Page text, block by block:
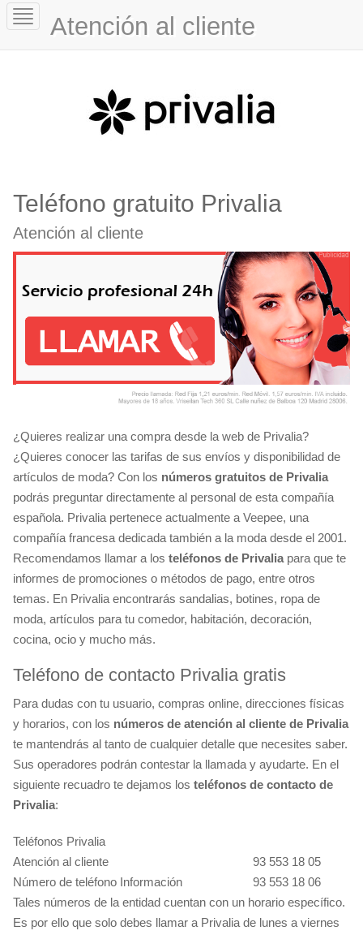
Toggle
navigationAtención al cliente
Teléfono gratuito Privalia
Atención al cliente
¿Quieres realizar una compra desde la web de Privalia?
¿Quieres conocer las tarifas de sus envíos y disponibilidad de
artículos de moda? Con los números gratuitos de Privalia
podrás preguntar directamente al personal de esta compañía
española. Privalia pertenece actualmente a Veepee, una
compañía francesa dedicada también a la moda desde el 2001.
Recomendamos llamar a los teléfonos de Privaliapara que te
informes de promociones o métodos de pago, entre otros
temas. En Privalia encontrarás sandalias, botines, ropa de
moda, artículos para tu comedor, habitación, decoración,
cocina, ocio y mucho más.
Teléfono de contacto Privalia gratis
Para dudas con tu usuario, compras online, direcciones físicas
y horarios, con los números de atención al cliente de Privalia
te mantendrás al tanto de cualquier detalle que necesites saber.
Sus operadores podrán contestar la llamada y ayudarte. En el
siguiente recuadro te dejamos los teléfonos de contacto de
Privalia:
Teléfonos Privalia
Atención al cliente
93 553 18 05
Número de teléfono Información
93 553 18 06
Tales números de la entidad cuentan con un horario específico.
Es por ello que solo debes llamar a Privalia de lunes a viernes